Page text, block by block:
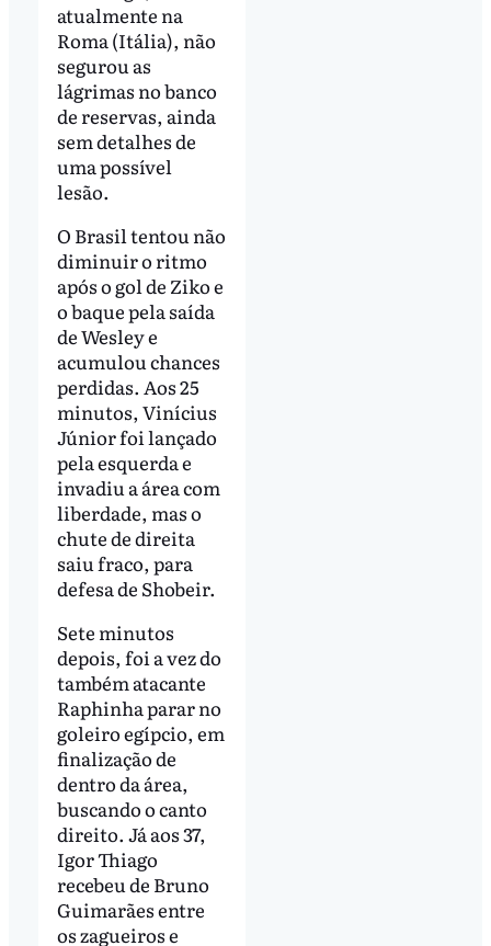
atualmente na
Roma (Itália), não
segurou as
lágrimas no banco
de reservas, ainda
sem detalhes de
uma possível
lesão.
O Brasil tentou não
diminuir o ritmo
após o gol de Ziko e
o baque pela saída
de Wesley e
acumulou chances
perdidas. Aos 25
minutos, Vinícius
Júnior foi lançado
pela esquerda e
invadiu a área com
liberdade, mas o
chute de direita
saiu fraco, para
defesa de Shobeir.
Sete minutos
depois, foi a vez do
também atacante
Raphinha parar no
goleiro egípcio, em
finalização de
dentro da área,
buscando o canto
direito. Já aos 37,
Igor Thiago
recebeu de Bruno
Guimarães entre
os zagueiros e